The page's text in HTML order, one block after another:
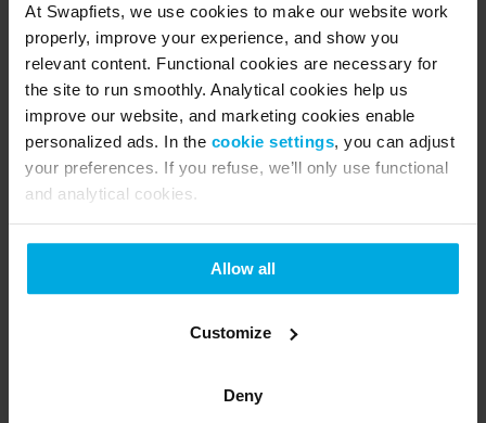
At Swapfiets, we use cookies to make our website work
properly, improve your experience, and show you
relevant content. Functional cookies are necessary for
the site to run smoothly. Analytical cookies help us
improve our website, and marketing cookies enable
personalized ads. In the cookie settings, you can adjust
your preferences. If you refuse, we’ll only use functional
and analytical cookies.
Allow all
Customize
Deny
o
p
p
o
rt
u
ni
s